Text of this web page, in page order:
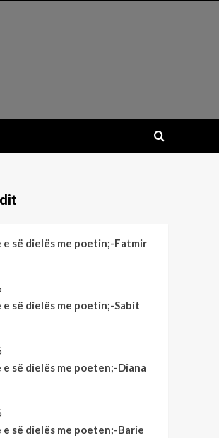
e së dielës me poetin;-Fatmir
së dielës me poetin;-Sabit
së dielës me poeten;-Diana
së dielës me poeten;-Barie